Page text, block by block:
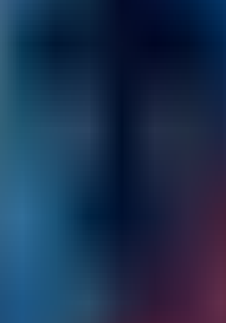
manuell zurücksetzen.